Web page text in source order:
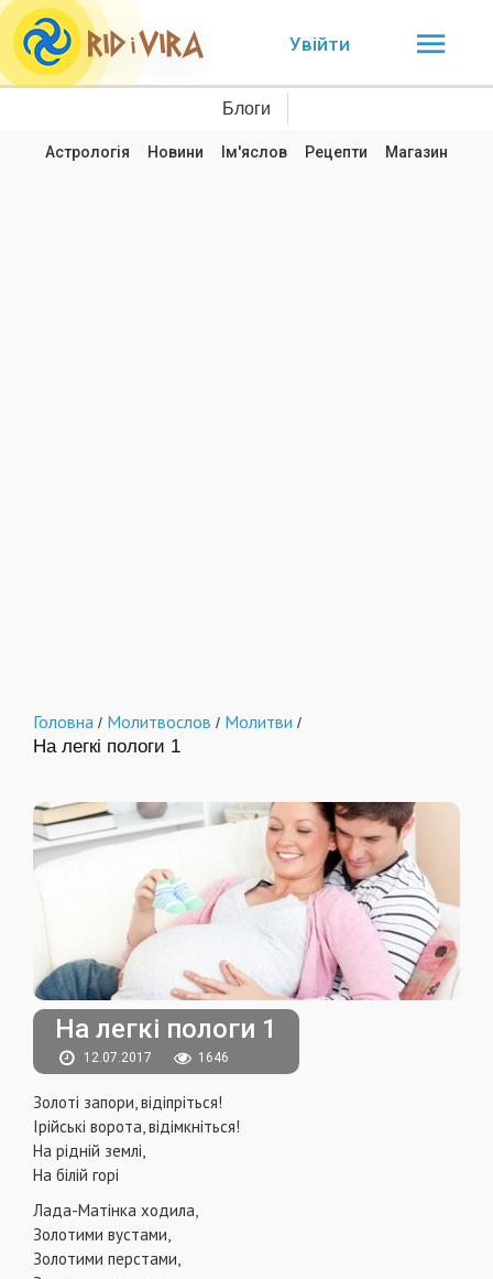
Увійти
Блоги
Астрологія Новини Ім'яслов Рецепти Магазин
Головна / Молитвослов / Молитви /
На легкі пологи 1
На легкі пологи 1
12.07.2017 1646
Золоті запори, відіпріться!
Ірійські ворота, відімкніться!
На рідній землі,
На білій горі
Лада-Матінка ходила,
Золотими вустами,
Золотими перстами,